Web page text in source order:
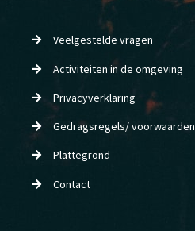
Veelgestelde vragen
Activiteiten in de omgeving
Privacyverklaring
Gedragsregels/ voorwaarden
Plattegrond
Contact